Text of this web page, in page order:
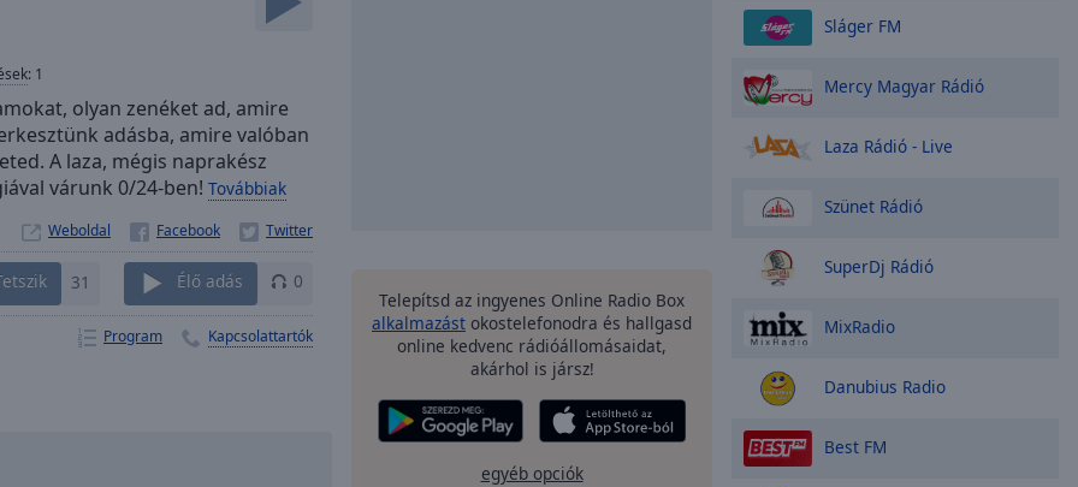
: 1
olyan zenéket ad, amire
adásba, amire valóban
A laza, mégis naprakész
várunk 0/24-ben! Továbbiak
Weboldal
31 Élő adás 0
Program Kapcsolattartók
Telepítsd az ingyenes Online Radio Box
alkalmazást okostelefonodra és hallgasd
online kedvenc rádióállomásaidat,
akárhol is jársz!
egyéb opciók
Sláger FM
Mercy Magyar Rádió
Laza Rádió - Live
Szünet Rádió
SuperDj Rádió
MixRadio
Danubius Radio
Best FM